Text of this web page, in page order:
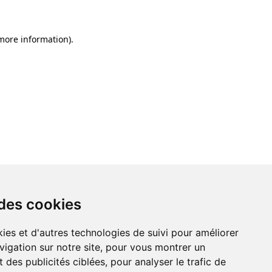
cookies
et d'autres technologies de suivi pour améliorer
sur notre site, pour vous montrer un
des publicités ciblées, pour analyser le trafic de
cookies
et d'autres technologies de suivi pour améliorer
sur notre site, pour vous montrer un
des publicités ciblées, pour analyser le trafic de
information).